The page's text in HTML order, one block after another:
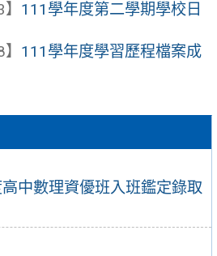
中數理資優班入班鑑定錄取
111學年度第二學期學校日
111學年度學習歷程檔案成